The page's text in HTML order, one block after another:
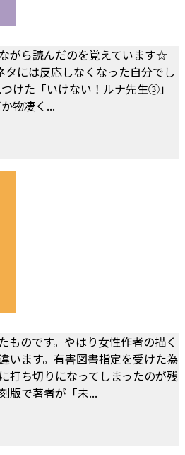
がら読んだのを覚えています☆
タには反応しなくなった自分でし
けた「いけない！ルナ先生③」
物凄く...
ものです。やはり女性作者の描く
います。有害図書指定を受けた為
打ち切りになってしまったのが残
版で著者が「未...